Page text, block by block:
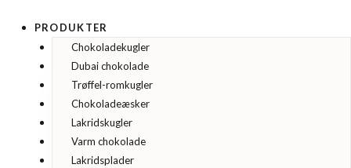
indholdet
PRODUKTER
Chokoladekugler
Dubai chokolade
Trøffel-romkugler
Chokoladeæsker
Lakridskugler
Varm chokolade
Lakridsplader